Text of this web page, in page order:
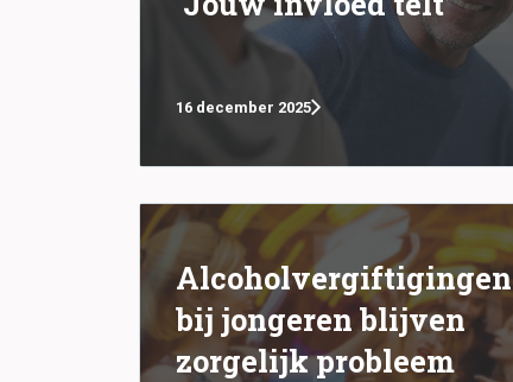
16 december 2025
Alcoholvergiftigingen
bij jongeren blijven
zorgelijk probleem